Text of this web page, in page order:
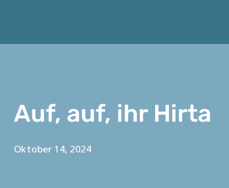
Auf, auf, ihr Hirta
Oktober 14, 2024